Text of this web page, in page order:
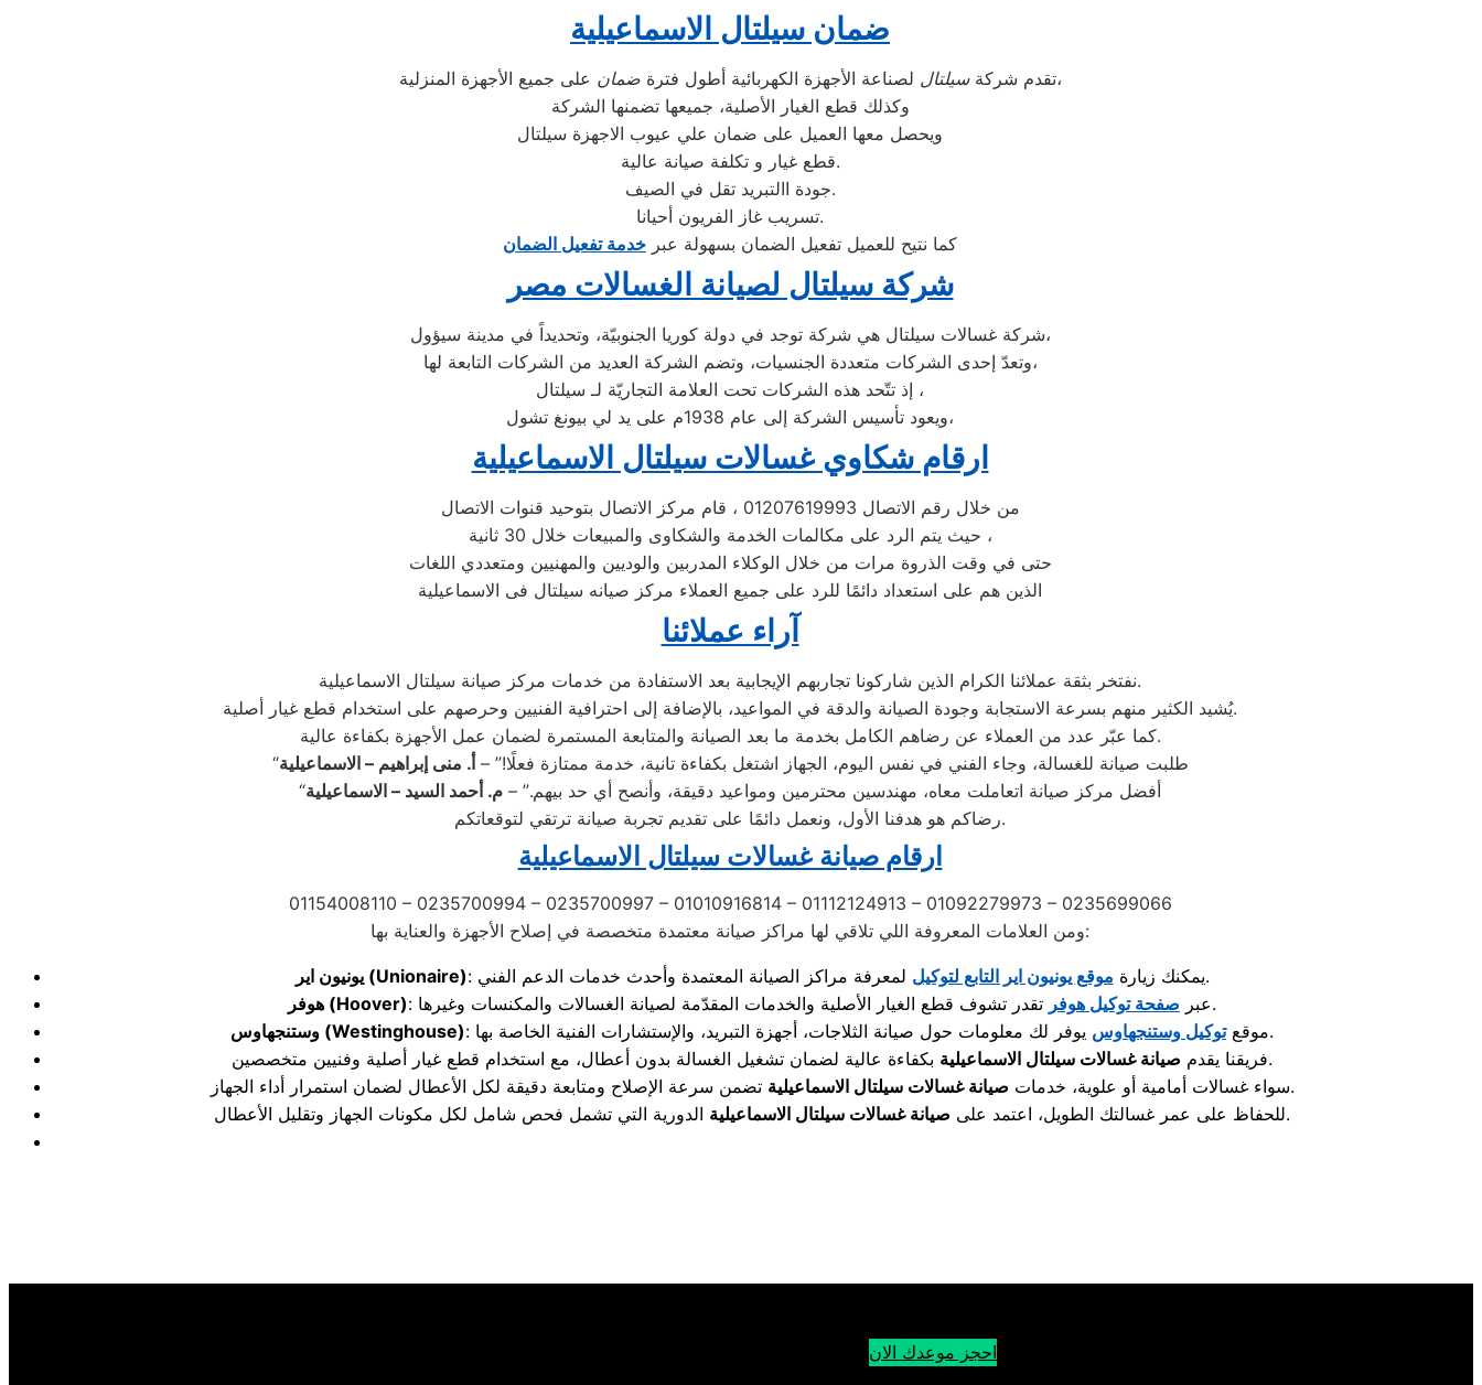
ضمان سيلتال الاسماعيلية
تقدم شركةسيلتال لصناعة الأجهزة الكهربائية أطول فترةضمان
على جميع الأجهزة المنزلية،
وكذلك قطع الغيار الأصلية، جميعها تضمنها الشركة
ويحصل معها العميل على ضمان علي عيوب الاجهزة سيلتال
قطع غيار و تكلفة صيانة عالية.
جودة االتبريد تقل في الصيف.
تسريب غاز الفريون أحيانا.
كما نتيح للعميل تفعيل الضمان بسهولة عبر خدمة تفعيل الضمان
شركة سيلتال لصيانة الغسالات مصر
شركة غسالات سيلتال هي شركة توجد في دولة كوريا الجنوبيّة، وتحديداً في مدينة سيؤول،
وتعدّ إحدى الشركات متعددة الجنسيات، وتضم الشركة العديد من الشركات التابعة لها،
إذ تتّحد هذه الشركات تحت العلامة التجاريّة لـ سيلتال ،
ويعود تأسيس الشركة إلى عام 1938م على يد لي بيونغ تشول،
ارقام شكاوي غسالات سيلتال الاسماعيلية
من خلال رقم الاتصال 01207619993 ، قام مركز الاتصال بتوحيد قنوات الاتصال
حيث يتم الرد على مكالمات الخدمة والشكاوى والمبيعات خلال 30 ثانية ،
حتى في وقت الذروة مرات من خلال الوكلاء المدربين والوديين والمهنيين ومتعددي اللغات
الذين هم على استعداد دائمًا للرد على جميع العملاء مركز صيانه سيلتال فى الاسماعيلية
آراء عملائنا
نفتخر بثقة عملائنا الكرام الذين شاركونا تجاربهم الإيجابية بعد الاستفادة من خدمات مركز صيانة سيلتال الاسماعيلية.
يُشيد الكثير منهم بسرعة الاستجابة وجودة الصيانة والدقة في المواعيد، بالإضافة إلى احترافية الفنيين وحرصهم على استخدام قطع غيار أصلية.
كما عبّر عدد من العملاء عن رضاهم الكامل بخدمة ما بعد الصيانة والمتابعة المستمرة لضمان عمل الأجهزة بكفاءة عالية.
“طلبت صيانة للغسالة، وجاء الفني في نفس اليوم، الجهاز اشتغل بكفاءة تانية، خدمة ممتازة فعلًا!” – أ. منى إبراهيم – الاسماعيلية
“أفضل مركز صيانة اتعاملت معاه، مهندسين محترمين ومواعيد دقيقة، وأنصح أي حد بيهم.” – م. أحمد السيد – الاسماعيلية
رضاكم هو هدفنا الأول، ونعمل دائمًا على تقديم تجربة صيانة ترتقي لتوقعاتكم.
ارقام صيانة غسالات سيلتال الاسماعيلية
01154008110 – 0235700994 – 0235700997 – 01010916814 – 01112124913 – 01092279973 – 0235699066
ومن العلامات المعروفة اللي تلاقي لها مراكز صيانة معتمدة متخصصة في إصلاح الأجهزة والعناية بها:
يونيون اير(Unionaire) : يمكنك زيارة موقع يونيون اير التابع لتوكيل
لمعرفة مراكز الصيانة المعتمدة وأحدث خدمات الدعم الفني.
هوفر (Hoover) : عبر صفحة توكيل هوفر
تقدر تشوف قطع الغيار الأصلية والخدمات المقدّمة لصيانة الغسالات والمكنسات وغيرها.
وستنجهاوس (Westinghouse) : موقعتوكيل وستنجهاوس
يوفر لك معلومات حول صيانة الثلاجات، أجهزة التبريد، والإستشارات الفنية الخاصة بها.
فريقنا يقدم صيانة غسالات سيلتال الاسماعيلية
بكفاءة عالية لضمان تشغيل الغسالة بدون أعطال، مع استخدام قطع غيار أصلية وفنيين متخصصين.
سواء غسالات أمامية أو علوية، خدمات صيانة غسالات سيلتال الاسماعيلية
تضمن سرعة الإصلاح ومتابعة دقيقة لكل الأعطال لضمان استمرار أداء الجهاز.
للحفاظ على عمر غسالتك الطويل، اعتمد على صيانة غسالات سيلتال الاسماعيلية الدورية التي تشمل فحص شامل لكل مكونات الجهاز وتقليل الأعطال.
احجز موعدك الان